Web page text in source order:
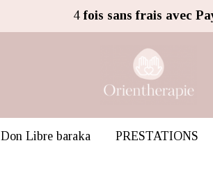
4fois sans frais avec
Don Libre baraka PRESTATIONS